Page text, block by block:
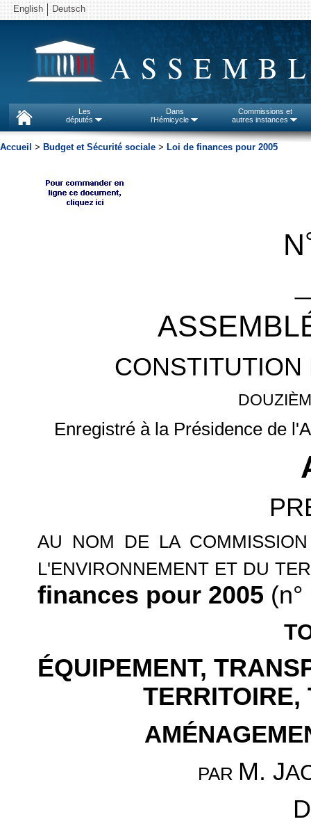
English Deutsch
Les
députés
Dans
l'Hémicycle
Commissions et
autres instances
Accueil > Budget et Sécurité sociale > Loi de finances pour 2005
N
Enregistré à la Présidence de
AU NOM DE LA
L'ENVIRONNEMENT ET DU
finances pour 2005
ÉQUIPEMENT,
TERRITOIRE,
PAR M. J